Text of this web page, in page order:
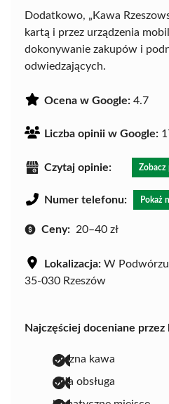
Dodatkowo, „Kawa
kartą i przez urządzenia
dokonywanie zakupów i
odwiedzających.
Ocena w Google: 4.7
Liczba opinii w Google:
Czytaj opinie: Zobacz
Numer telefonu: Pokaż
Ceny: 20–40 zł
Lokalizacja: W
35-030 Rzeszów
Najczęściej doceniane
pyszna kawa
miła obsługa